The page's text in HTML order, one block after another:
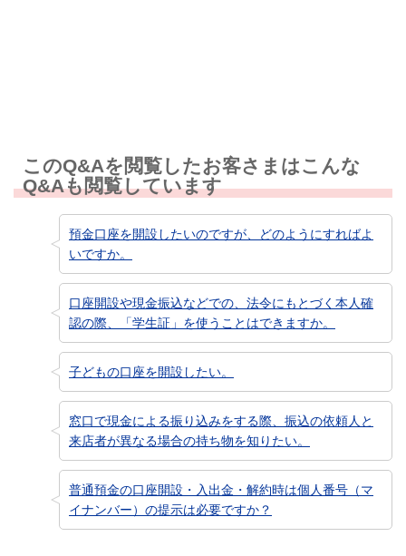
このQ&Aを閲覧したお客さまはこんな
Q&Aも閲覧しています
預金口座を開設したいのですが、どのようにすればよ
いですか。
口座開設や現金振込などでの、法令にもとづく本人確
認の際、「学生証」を使うことはできますか。
子どもの口座を開設したい。
窓口で現金による振り込みをする際、振込の依頼人と
来店者が異なる場合の持ち物を知りたい。
普通預金の口座開設・入出金・解約時は個人番号（マ
イナンバー）の提示は必要ですか？